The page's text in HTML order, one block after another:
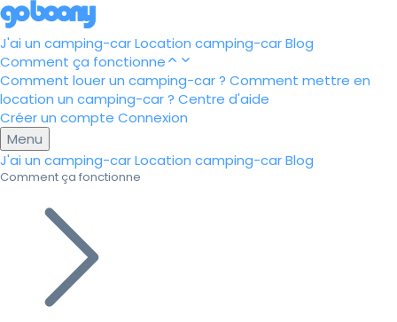
J'ai un camping-carLocation camping-carBlog
Comment ça fonctionne
Comment louer un camping-car ? Comment mettre en
location un camping-car ? Centre d'aide
Créer un compte Connexion
Menu
J'ai un camping-carLocation camping-carBlog
Comment ça fonctionne